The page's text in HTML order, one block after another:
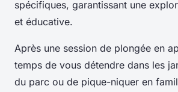
spécifiques, garantissant une
et éducative.
Après une session de plongée en
temps de vous détendre dans les
du parc ou de pique-niquer en